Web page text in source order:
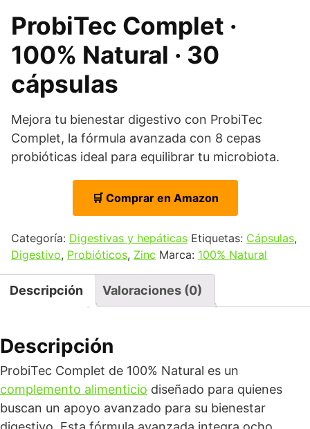
ProbiTec Complet ·
100% Natural · 30
cápsulas
Mejora tu bienestar digestivo con ProbiTec
Complet, la fórmula avanzada con 8 cepas
probióticas ideal para equilibrar tu microbiota.
🛒 Comprar en Amazon
Categoría: Digestivas y hepáticas Etiquetas: Cápsulas,
Digestivo, Probióticos, Zinc Marca: 100% Natural
Descripción Valoraciones (0)
Descripción
ProbiTec Complet de 100% Natural es un
complemento alimenticio diseñado para quienes
buscan un apoyo avanzado para su bienestar